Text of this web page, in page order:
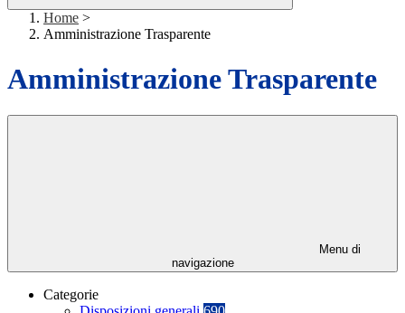
Home >
Amministrazione Trasparente
Amministrazione Trasparente
Menu di
navigazione
Categorie